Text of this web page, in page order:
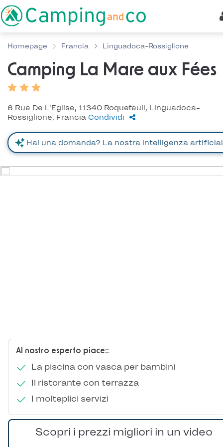
Homepage Francia Linguadoca-Rossiglione
Camping La Mare aux Fées
6 Rue De L'Eglise, 11340 Roquefeuil, Linguadoca-
Rossiglione, Francia Condividi
Al nostro esperto piace::
La piscina con vasca per bambini
Il ristorante con terrazza
I molteplici servizi
Scopri i prezzi migliori in un video